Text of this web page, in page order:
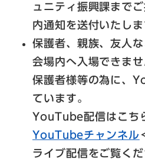
ュニティ振興課まで
内通知を送付いたしま
保護者、親族、友人
会場内へ入場できま
保護者様等の為に、
ています。
YouTube配信はこち
YouTubeチャンネル
ライブ配信をご覧くだ